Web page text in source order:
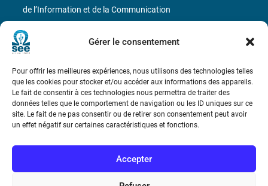
Gérer le consentement
Pour offrir les meilleures expériences, nous utilisons des technologies telles
que les cookies pour stocker et/ou accéder aux informations des appareils.
Le fait de consentir à ces technologies nous permettra de traiter des
données telles que le comportement de navigation ou les ID uniques sur ce
site. Le fait de ne pas consentir ou de retirer son consentement peut avoir
un effet négatif sur certaines caractéristiques et fonctions.
Accepter
Bicentenaire des découvertes d’André-
Marie Ampère
de l’Information et de la Communication
17 rue de l’Amiral Hamelin
Téléphone : (+33) 1 56 90 37 17
N° de SIREN : 785 393 232, Code APE : 9412Z TVA intra-